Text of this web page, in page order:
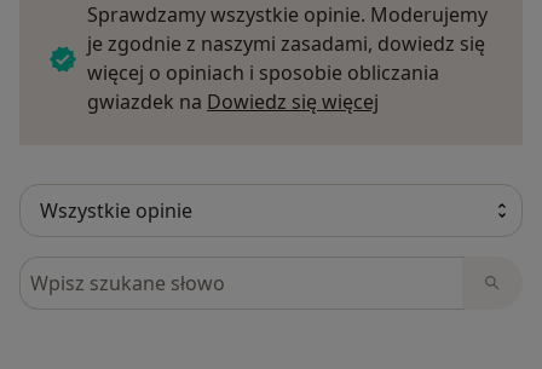
Sprawdzamy wszystkie opinie. Moderujemy
je zgodnie z naszymi zasadami, dowiedz się
więcej o opiniach i sposobie obliczania
gwiazdek na Dowiedz się więcej
Szukaj w opiniach